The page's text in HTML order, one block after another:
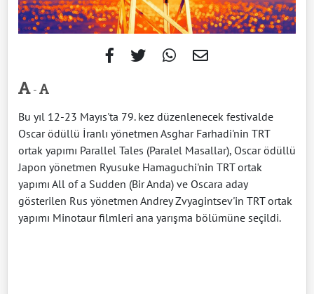
-
Bu yıl 12-23 Mayıs'ta 79. kez düzenlenecek festivalde
Oscar ödüllü İranlı yönetmen Asghar Farhadi'nin TRT
ortak yapımı Parallel Tales (Paralel Masallar), Oscar ödüllü
Japon yönetmen Ryusuke Hamaguchi'nin TRT ortak
yapımı All of a Sudden (Bir Anda) ve Oscara aday
gösterilen Rus yönetmen Andrey Zvyagintsev'in TRT ortak
yapımı Minotaur filmleri ana yarışma bölümüne seçildi.